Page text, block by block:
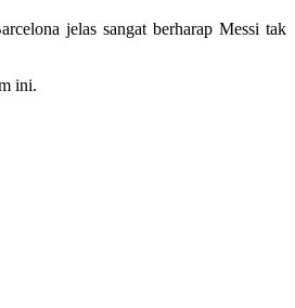
jelas sangat berharap Messi tak
ini.